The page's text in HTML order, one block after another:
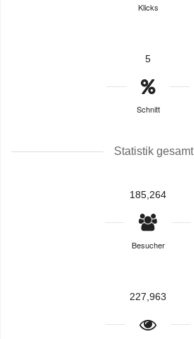
Klicks
5
Schnitt
Statistik gesamt
185,264
Besucher
227,963